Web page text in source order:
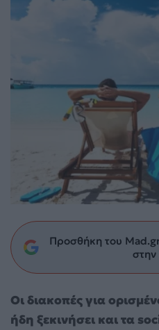
Προσθήκη του
στην
Οι διακοπές για
ήδη ξεκινήσει και τα